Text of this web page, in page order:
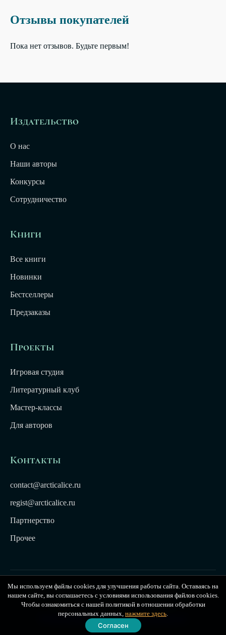
Отзывы покупателей
Пока нет отзывов. Будьте первым!
Издательство
О нас
Наши авторы
Конкурсы
Сотрудничество
Книги
Все книги
Новинки
Бестселлеры
Предзаказы
Проекты
Игровая студия
Литературный клуб
Мастер-классы
Для авторов
Контакты
contact@arcticalice.ru
regist@arcticalice.ru
Партнерство
Прочее
© 2022-2026 Издательство Арктики Лёд. Все права
защищены. Издательство Arctic Ice
Публичная оферта|Политика конфиденциальности
Мы используем файлы cookies для улучшения работы сайта. Оставаясь на
нашем сайте, вы соглашаетесь с условиями использования файлов cookies.
Чтобы ознакомиться с нашей политикой в отношении обработки
персональных данных, нажмите здесь.
Согласен